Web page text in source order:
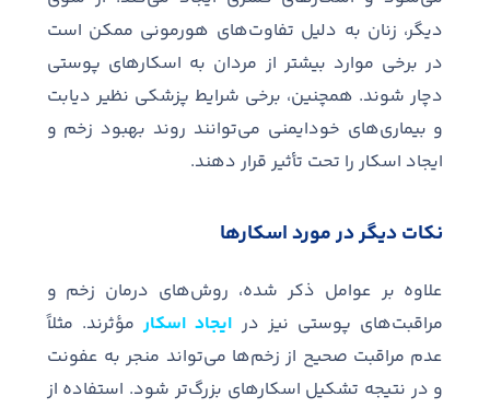
دیگر، زنان به دلیل تفاوتهای هورمونی ممکن است
در برخی موارد بیشتر از مردان به اسکارهای پوستی
دچار شوند. همچنین، برخی شرایط پزشکی نظیر دیابت
و بیماریهای خودایمنی میتوانند روند بهبود زخم و
ایجاد اسکار را تحت تأثیر قرار دهند.
نکات دیگر در مورد اسکارها
علاوه بر عوامل ذکر شده، روش‌های درمان زخم و
مراقبت‌های پوستی نیز در ایجاد اسکارمؤثرند. مثلاً
عدم مراقبت صحیح از زخم‌ها می‌تواند منجر به عفونت
و در نتیجه تشکیل اسکارهای بزرگ‌تر شود. استفاده از